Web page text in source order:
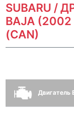
SUBARU /
BAJA (2002
(CAN)
Двигатель